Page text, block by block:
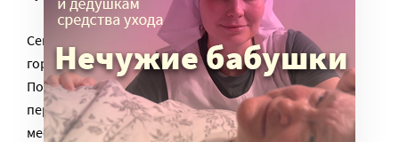
Сейчас самые популярные наши маршруты –
городские. Санкт-Петербург, и Москва-Петербург.
Поезд «Сапсан» вполне приспособлен для
перемещения на коляске. Там есть специальные
места, специальные туалеты.